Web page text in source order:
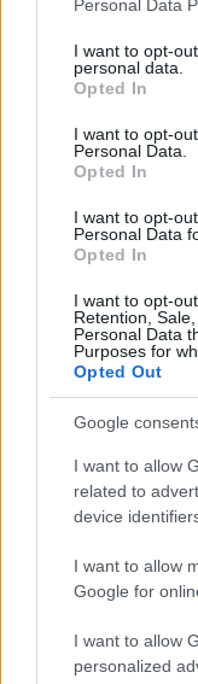
not limited to your
grant or deny
use your data for
consent section.
Personal Data
I want to opt-
personal data.
Opted In
I want to opt-
Personal Data.
Opted In
I want to opt-
Personal Data
Opted In
I want to opt-
Retention,
Personal Data
Purposes for
Opted Out
Google
I want to allow
related to
device
I want to allow
Google for
I want to allow
personalized
eredetiség vagy
új meg új
elfelejti vagy
szentségét, akkor
Ahhoz, hogy ne
látványközpontú,
dráma jöjjön
szükség. Írói
műhelyekre.
(dagály vagy
teatralitás (édes
A drámaírás
irodalmiaskodás
helyett közhely,
vagy még inkább
érzelgősség,
helyett a
igazság helyett